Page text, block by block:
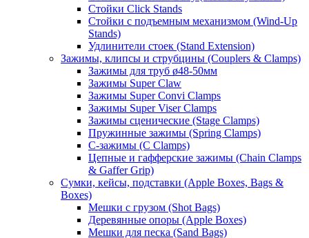
Стойки Click Stands
Стойки с подъемным механизмом (Wind-Up
Stands)
Удлинители стоек (Stand Extension)
Зажимы, клипсы и струбцины (Couplers & Clamps)
Зажимы для труб ø48-50мм
Зажимы Super Claw
Зажимы Super Convi Clamps
Зажимы Super Viser Clamps
Зажимы сценические (Stage Clamps)
Пружинные зажимы (Spring Clamps)
С-зажимы (C Clamps)
Цепные и гафферские зажимы (Chain Clamps
& Gaffer Grip)
Сумки, кейсы, подставки (Apple Boxes, Bags &
Boxes)
Мешки с грузом (Shot Bags)
Деревянные опоры (Apple Boxes)
Мешки для песка (Sand Bags)